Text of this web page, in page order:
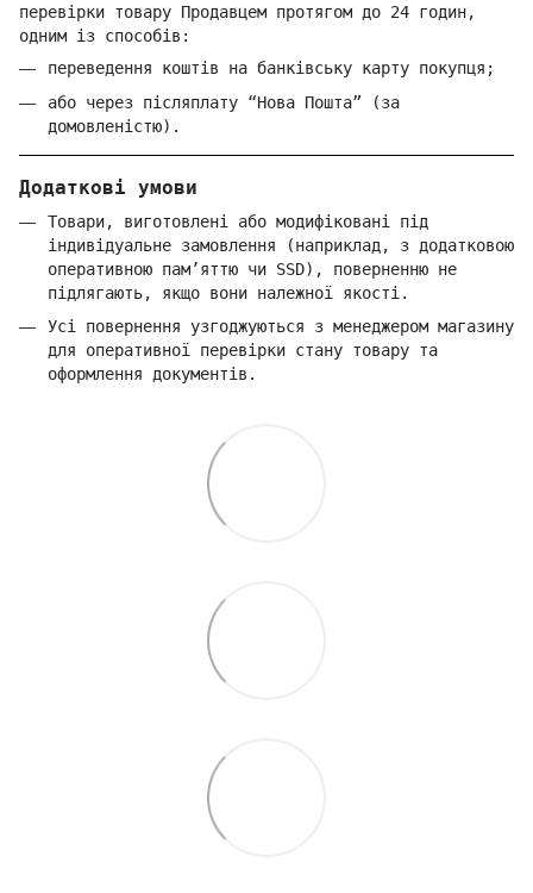
перевірки товару Продавцем протягом до 24 годин,
одним із способів:
переведення коштів на банківську карту покупця;
або через післяплату “Нова Пошта” (за
домовленістю).
Додаткові умови
Товари, виготовлені або модифіковані під
індивідуальне замовлення (наприклад, з додатковою
оперативною пам’яттю чи SSD), поверненню не
підлягають, якщо вони належної якості.
Усі повернення узгоджуються з менеджером магазину
для оперативної перевірки стану товару та
оформлення документів.